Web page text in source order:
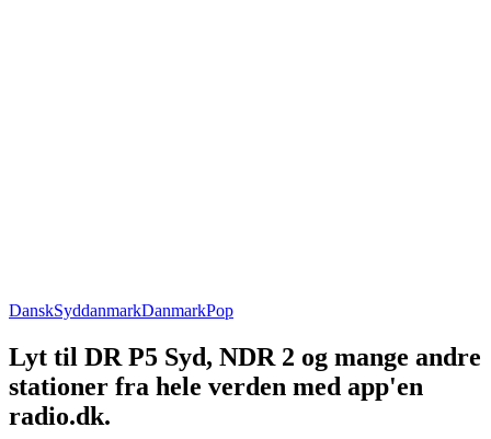
DanskSyddanmarkDanmarkPop
Lyt til DR P5 Syd, NDR 2 og mange andre
stationer fra hele verden med app'en
radio.dk.